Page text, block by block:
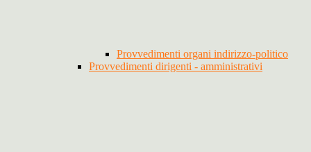
Provvedimenti organi indirizzo-politico
Provvedimenti dirigenti - amministrativi